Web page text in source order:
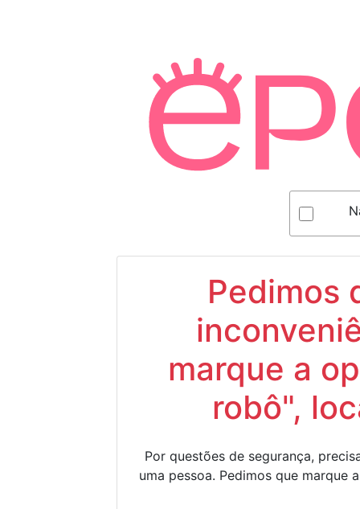
Pedimos
marque a
robô",
Por questões de segurança,
uma pessoa. Pedimos que marque